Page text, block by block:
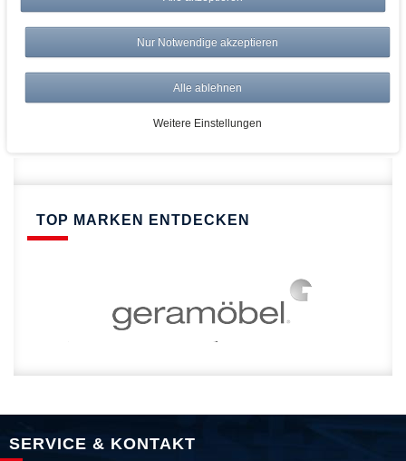
Versandkostenfrei ab 150€
Risikolos: 14 Tage Rückgabe
Über 20.000 Artikel
Schnelle Lieferung
TOP MARKEN ENTDECKEN
SERVICE & KONTAKT
Nur Notwendige akzeptieren
Alle ablehnen
Weitere Einstellungen